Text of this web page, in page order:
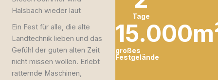
Halsbach wieder laut
Ein Fest für alle, die alte
Landtechnik lieben und das
Gefühl der guten alten Zeit
nicht missen wollen. Erlebt
ratternde Maschinen,
Tage
großes
Festgelände
15.000